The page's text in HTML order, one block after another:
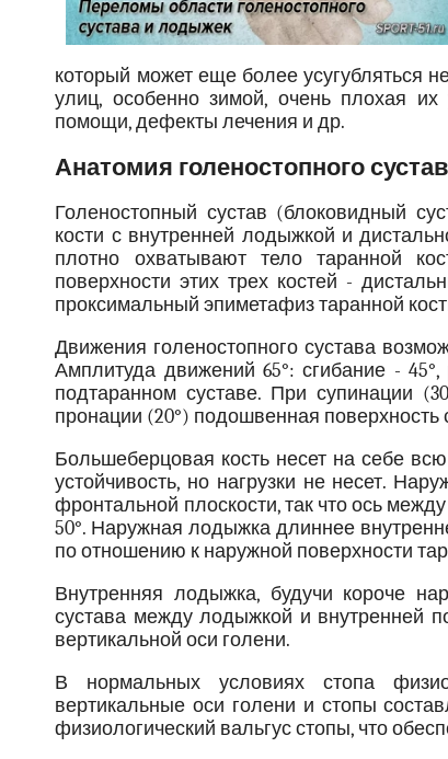
который может еще более усугубляться
улиц, особенно зимой, очень плохая
помощи, дефекты лечения и др.
Анатомия голеностопного
Голеностопный сустав (блоковидный
кости с внутренней лодыжкой и
плотно охватывают тело таранной
поверхности этих трех костей -
проксимальный эпиметафиз таранной
Движения голеностопного сустава
Амплитуда движений 65°: сгибание -
подтаранном суставе. При супинации
пронации (20°) подошвенная поверхность
Большеберцовая кость несет на себе
устойчивость, но нагрузки не несет.
фронтальной плоскости, так что ось
50°. Наружная лодыжка длиннее
по отношению к наружной поверхности
Внутренняя лодыжка, будучи короче
сустава между лодыжкой и внутренней
вертикальной оси голени.
В нормальных условиях стопа
вертикальные оси голени и стопы
физиологический вальгус стопы, что